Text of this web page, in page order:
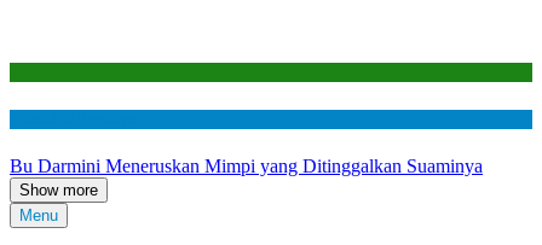
Bu Darmini Meneruskan Mimpi yang Ditinggalkan Suaminya
Show more
Menu